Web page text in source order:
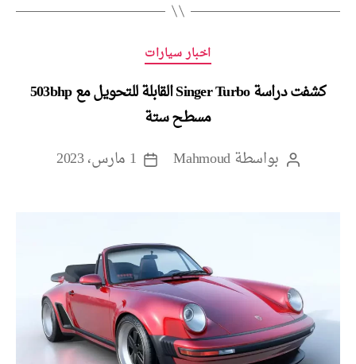
التصنيفات
اخبار سيارات
كشفت دراسة Singer Turbo القابلة للتحويل مع 503bhp
مسطح ستة
كاتببواسطةMahmoud
تاريخ
1 مارس، 2023